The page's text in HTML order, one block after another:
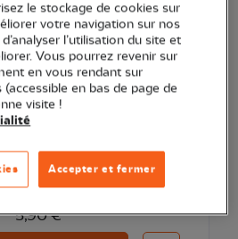
grandir - La montagne
5,90 €
le stockage de cookies sur
votre navigation sur nos
l’utilisation du site et
Vous pourrez revenir sur
en vous rendant sur
en bas de page de
visite !
Accepter et fermer